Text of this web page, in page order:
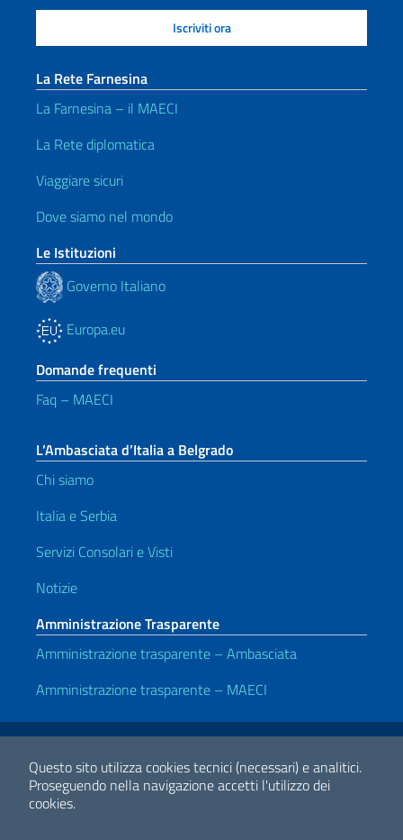
Questo sito utilizza cookies tecnici (necessari) e analitici.
Proseguendo nella navigazione accetti l'utilizzo dei
cookies.
La Rete Farnesina
La Farnesina – il MAECI
La Rete diplomatica
Viaggiare sicuri
Dove siamo nel mondo
Le Istituzioni
Governo Italiano
Europa.eu
Domande frequenti
Faq – MAECI
L’Ambasciata d’Italia a Belgrado
Chi siamo
Italia e Serbia
Servizi Consolari e Visti
Notizie
Amministrazione Trasparente
Amministrazione trasparente – Ambasciata
Amministrazione trasparente – MAECI
Link Utili